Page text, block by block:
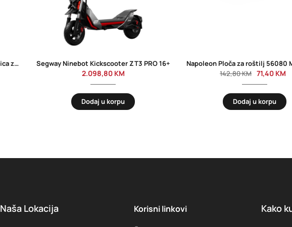
Napoleon Set 5/1 aluminijskih posudica za ulje 62006
Segway Ninebot Kickscooter ZT3 PRO 16+
2.098,80 KM
Dodaj u korpu
142,80KM 71,40 KM
Dodaj u korpu
Naša Lokacija Korisni linkovi Kako